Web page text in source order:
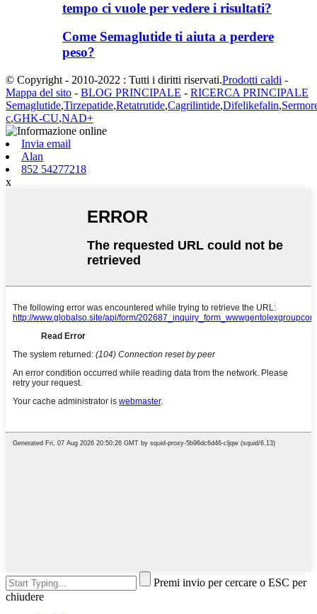
tempo ci vuole per vedere i risultati?
Come Semaglutide ti aiuta a perdere
peso?
© Copyright - 2010-2022 : Tutti i diritti riservati.Prodotti caldi -
Mappa del sito - BLOG PRINCIPALE - RICERCA PRINCIPALE
Semaglutide,Tirzepatide,Retatrutide,Cagrilintide,Difelikefalin,
c,GHK-CU,NAD+
Invia email
Alan
852 54277218
x
Premi invio per cercare o ESC per
chiudere